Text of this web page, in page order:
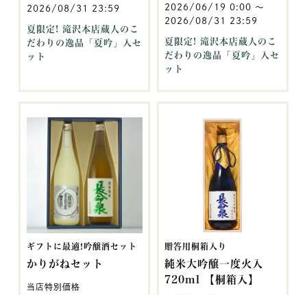
2026/08/31 23:59
夏限定! 滝沢本店蔵人のこ
だわりの逸品「夏吟」入セ
ット
2026/06/19 0:00 〜
2026/08/31 23:59
夏限定! 滝沢本店蔵人のこ
だわりの逸品「夏吟」入セ
ット
ギフトに最適!吟醸酒セット
かりがねセット
当店特別価格
贈答用桐箱入り
純米大吟醸一度火入
720ml 【桐箱入】